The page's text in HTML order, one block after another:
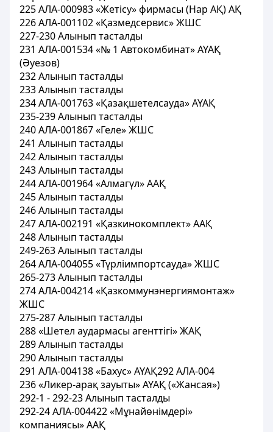
225 АЛА-000983 «Жетісу» фирмасы (Нар АҚ) АҚ
226 АЛА-001102 «Қазмедсервис» ЖШС
227-230 Алынып тасталды
231 АЛА-001534 «№ 1 Автокомбинат» АҮАҚ
(Әуезов)
232 Алынып тасталды
233 Алынып тасталды
234 АЛА-001763 «Қазақшетелсауда» АҮАҚ
235-239 Алынып тасталды
240 АЛА-001867 «Геле» ЖШС
241 Алынып тасталды
242 Алынып тасталды
243 Алынып тасталды
244 АЛА-001964 «Алмагүл» ААҚ
245 Алынып тасталды
246 Алынып тасталды
247 АЛА-002191 «Қазкинокомплект» ААҚ
248 Алынып тасталды
249-263 Алынып тасталды
264 АЛА-004055 «Түрліимпортсауда» ЖШС
265-273 Алынып тасталды
274 АЛА-004214 «Қазкоммунэнергиямонтаж»
ЖШС
275-287 Алынып тасталды
288 «Шетел аудармасы агенттігі» ЖАҚ
289 Алынып тасталды
290 Алынып тасталды
291 АЛА-004138 «Бахус» АҮАҚ292 АЛА-004
236 «Ликер-арақ зауыты» АҮАҚ («Жансая»)
292-1 - 292-23 Алынып тасталды
292-24 АЛА-004422 «Мұнайөнімдері»
компаниясы» ААҚ